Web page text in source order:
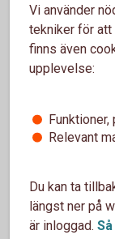
Kontakta
Support
För att
Vi använder
tekniker för
finns även
upplevelse:
Relevant
Du kan ta
längst ner på
är inloggad.